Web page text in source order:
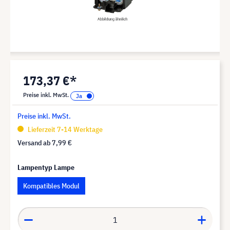
173,37 €*
Preise inkl. MwSt.
Preise inkl. MwSt.
Lieferzeit 7-14 Werktage
Versand ab7,99 €
Lampentyp Lampe
Kompatibles Modul